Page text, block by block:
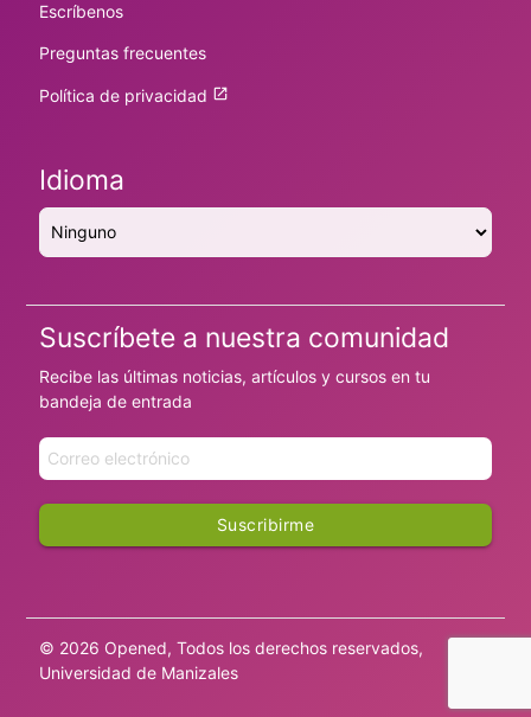
Escríbenos
Preguntas frecuentes
Política de privacidad
Idioma
Suscríbete a nuestra comunidad
Recibe las últimas noticias, artículos y cursos en tu
bandeja de entrada
Suscribirme
© 2026 Opened, Todos los derechos reservados,
Universidad de Manizales